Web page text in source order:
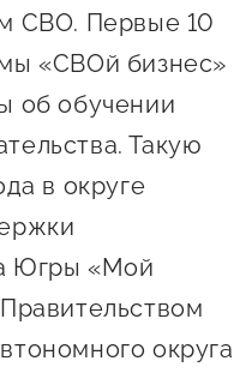
вСВО. Первые 10
«СВОй бизнес»
об обучении
Такую
в округе
Югры «Мой
округа